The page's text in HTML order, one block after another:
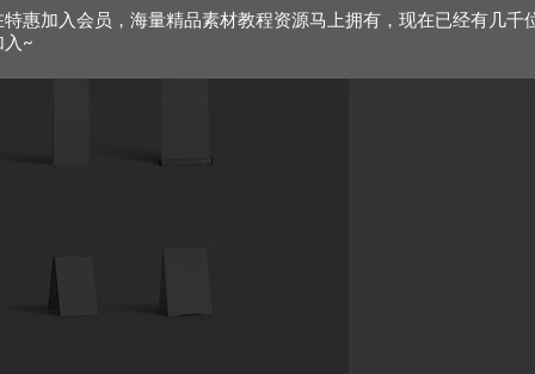
特惠加入会员，海量精品素材教程资源马上拥有，现在已经有几千
入~